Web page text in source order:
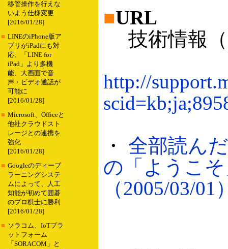
移管操作を行えな
いよう仕様変更
[2016/01/28]
■ LINEのiPhone版ア
プリがiPadにも対
応、「LINE for
iPad」より多機
能、大画面で音
声・ビデオ通話が
可能に
[2016/01/28]
■ Microsoft、Officeと
他社クラウドスト
レージとの連携を
強化
[2016/01/28]
■ Googleのディープ
ラーニングシステ
ムによって、人工
知能が初めて囲碁
のプロ棋士に勝利
[2016/01/28]
■ ソラコム、IoTプラ
ットフォーム
「SORACOM」と
■URL
技術情報（
http://
・ 全部読ん
の「ようこ
（2005/03/01